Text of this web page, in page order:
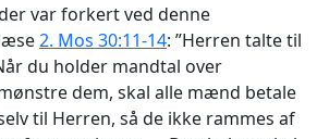
var forkert ved denne
2. Mos 30:11-14: ”Herren talte til
du holder mandtal over
dem, skal alle mænd betale
til Herren, så de ikke rammes af